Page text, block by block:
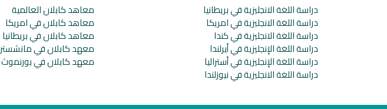
دراسة اللغة الانجليزية في بريطانيا
دراسة اللغة الانجليزية في امريكا
دراسة اللغة الانجليزية في كندا
دراسة اللغة الإنجليزية في أيرلندا
دراسة اللغة الإنجليزية في أستراليا
دراسة اللغة الانجليزية في نيوزلندا
معاهد كابلان العالمية
معاهد كابلان في امريكا
معاهد كابلان في بريطانيا
معهد كابلان في مانشستر
معهد كابلان في بورنموث